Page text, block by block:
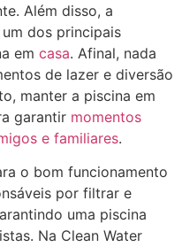
Além disso, a
dos principais
em casa. Afinal, nada
de lazer e diversão
manter a piscina em
garantir momentos
e familiares.
o bom funcionamento
por filtrar e
uma piscina
Na Clean Water